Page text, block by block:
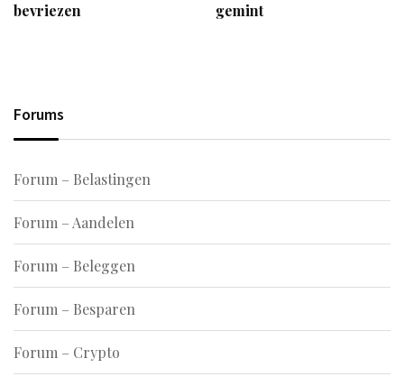
bevriezen
gemint
Forums
Forum – Belastingen
Forum – Aandelen
Forum – Beleggen
Forum – Besparen
Forum – Crypto